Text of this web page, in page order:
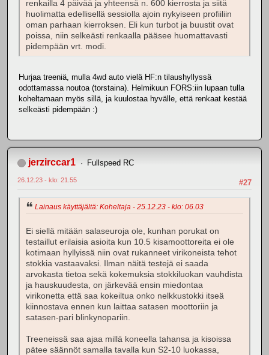
renkailla 4 päivää ja yhteensä n. 600 kierrosta ja siitä
huolimatta edellisellä sessiolla ajoin nykyiseen profiiliin
oman parhaan kierroksen. Eli kun turbot ja buustit ovat
poissa, niin selkeästi renkaalla pääsee huomattavasti
pidempään vrt. modi.
Hurjaa treeniä, mulla 4wd auto vielä HF:n tilaushyllyssä
odottamassa noutoa (torstaina). Helmikuun FORS:iin lupaan tulla
koheltamaan myös sillä, ja kuulostaa hyvälle, että renkaat kestää
selkeästi pidempään :)
jerzirccar1 Fullspeed RC
#27
26.12.23 - klo: 21.55
Lainaus käyttäjältä: Koheltaja - 25.12.23 - klo: 06.03
Ei siellä mitään salaseuroja ole, kunhan porukat on
testaillut erilaisia asioita kun 10.5 kisamoottoreita ei ole
kotimaan hyllyissä niin ovat rukanneet virikoneista tehot
stokkia vastaavaksi. Ilman näitä testejä ei saada
arvokasta tietoa sekä kokemuksia stokkiluokan vauhdista
ja hauskuudesta, on järkevää ensin miedontaa
virikonetta että saa kokeiltua onko nelkkustokki itseä
kiinnostava ennen kun laittaa satasen moottoriin ja
satasen-pari blinkynopariin.
Treeneissä saa ajaa millä koneella tahansa ja kisoissa
pätee säännöt samalla tavalla kun S2-10 luokassa,